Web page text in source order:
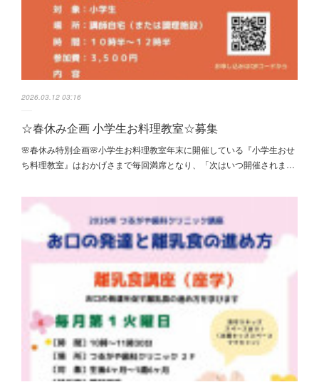
2026.03.12 03:16
☆春休み企画 小学生お料理教室☆募集
🌸春休み特別企画🌸小学生お料理教室年末に開催している『小学生おせ
ち料理教室』はおかげさまで毎回満席となり、「次はいつ開催されま…